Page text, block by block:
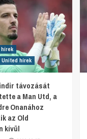
hírek
távozását
a Man Utd, a
Onanához
az Old
kívül